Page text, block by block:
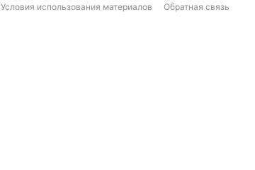
Условия использования материалов Обратная связь